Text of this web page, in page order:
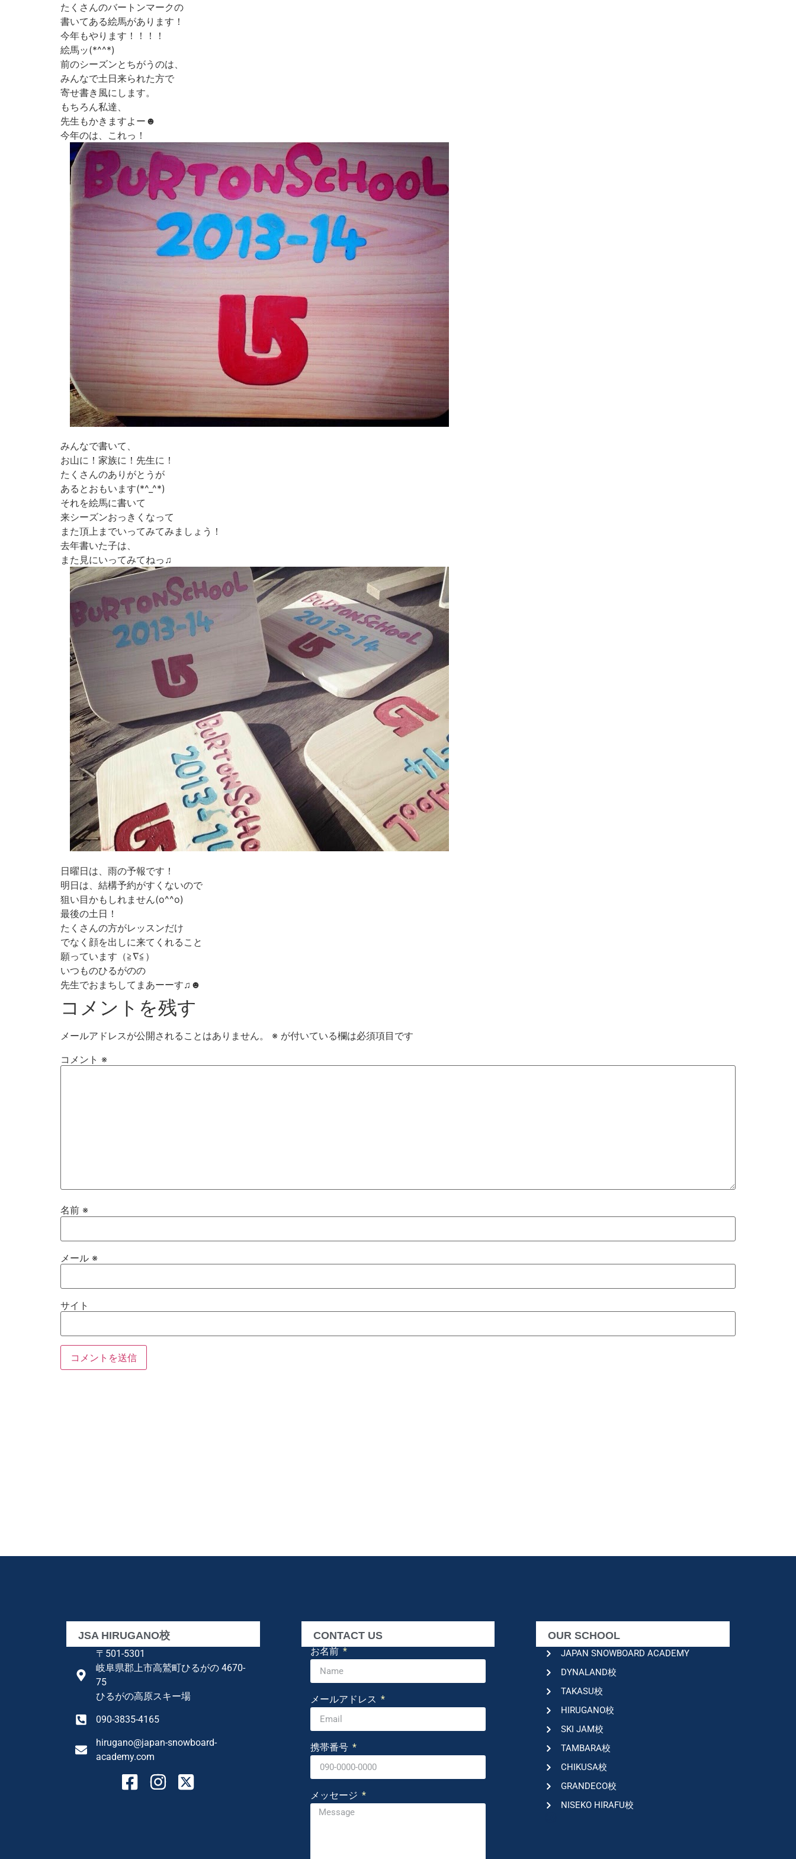
たくさんのバートンマークの
書いてある絵馬があります！
今年もやります！！！！
絵馬ッ(*^^*)
前のシーズンとちがうのは、
みんなで土日来られた方で
寄せ書き風にします。
もちろん私達、
先生もかきますよー☻
今年のは、これっ！
みんなで書いて、
お山に！家族に！先生に！
たくさんのありがとうが
あるとおもいます(*^_^*)
それを絵馬に書いて
来シーズンおっきくなって
また頂上までいってみてみましょう！
去年書いた子は、
また見にいってみてねっ♫
日曜日は、雨の予報です！
明日は、結構予約がすくないので
狙い目かもしれません(o^^o)
最後の土日！
たくさんの方がレッスンだけ
でなく顔を出しに来てくれること
願っています（≧∇≦）
いつものひるがのの
先生でおまちしてまあーーす♫☻
コメントを残す
メールアドレスが公開されることはありません。 ※ が付いている欄は必須項目です
コメント ※
名前 ※
メール ※
サイト
JSA HIRUGANO校
〒501-5301
岐阜県郡上市高鷲町ひるがの 4670-
75
ひるがの高原スキー場
090-3835-4165
hirugano@japan-snowboard-
academy.com
CONTACT US
お名前
メールアドレス
携帯番号
メッセージ
OUR SCHOOL
JAPAN SNOWBOARD ACADEMY
DYNALAND校
TAKASU校
HIRUGANO校
SKI JAM校
TAMBARA校
CHIKUSA校
GRANDECO校
NISEKO HIRAFU校